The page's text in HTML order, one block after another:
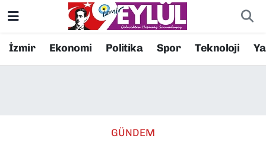
İzmir Ekonomi Politika Spor Teknoloji
GÜNDEM
Resmi İlanlar
Konak Nöbetçi Eczaneler
Süper Lig Puan Durumu ve Fikstür